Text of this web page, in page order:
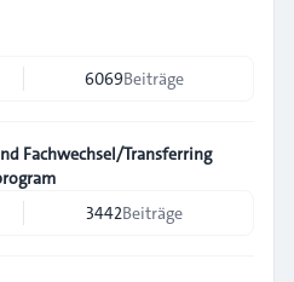
6069Beiträge
Fachwechsel/Transferring
3442Beiträge